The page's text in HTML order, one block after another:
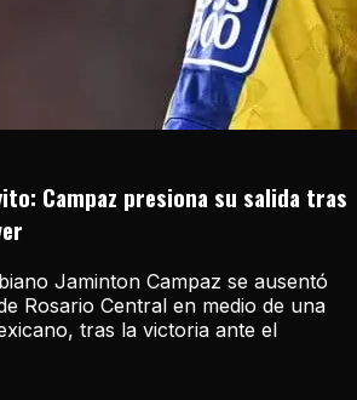
Campaz presiona su salida tras
Jaminton Campaz se ausentó
Rosario Central en medio de una
tras la victoria ante el